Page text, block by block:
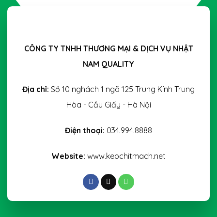
CÔNG TY TNHH THƯƠNG MẠI & DỊCH VỤ NHẬT
NAM QUALITY
Địa chỉ: Số 10 nghách 1 ngõ 125 Trung Kính Trung
Hòa - Cầu Giấy - Hà Nội
Điện thoại: 034.994.8888
Website: www.keochitmach.net